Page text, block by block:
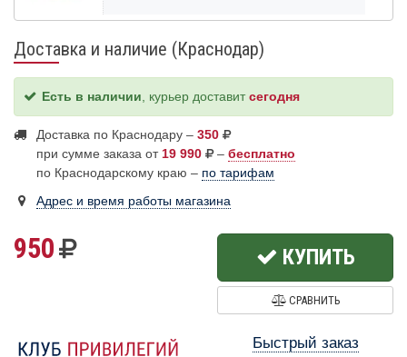
Доставка и наличие (Краснодар)
Есть в наличии , курьер доставитсегодня
Доставка по Краснодару – 350
при сумме заказа от 19 990 – бесплатно
по Краснодарскому краю – по тарифам
Адрес и время работы магазина
950 КУПИТЬ
СРАВНИТЬ
Быстрый заказ